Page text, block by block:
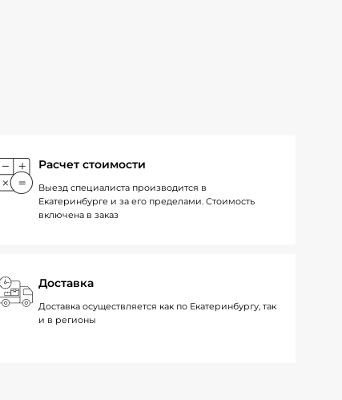
Расчет стоимости
Выезд специалиста производится в
Екатеринбурге и за его пределами. Стоимость
включена в заказ
Доставка
Доставка осуществляется как по Екатеринбургу, так
и в регионы